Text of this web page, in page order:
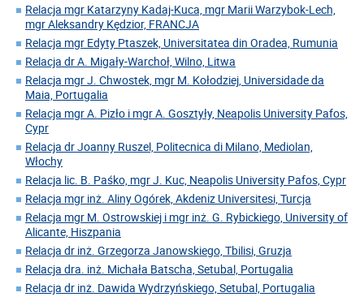
Relacja mgr Katarzyny Kadaj-Kuca, mgr Marii Warzybok-Lech,
mgr Aleksandry Kędzior, FRANCJA
Relacja mgr Edyty Ptaszek, Universitatea din Oradea, Rumunia
Relacja dr A. Migały-Warchoł, Wilno, Litwa
Relacja mgr J. Chwostek, mgr M. Kołodziej, Universidade da
Maia, Portugalia
Relacja mgr A. Pizło i mgr A. Gosztyły, Neapolis University Pafos,
Cypr
Relacja dr Joanny Ruszel, Politecnica di Milano, Mediolan,
Włochy
Relacja lic. B. Paśko, mgr J. Kuc, Neapolis University Pafos, Cypr
Relacja mgr inż. Aliny Ogórek, Akdeniz Universitesi, Turcja
Relacja mgr M. Ostrowskiej i mgr inż. G. Rybickiego, University of
Alicante, Hiszpania
Relacja dr inż. Grzegorza Janowskiego, Tbilisi, Gruzja
Relacja dra. inż. Michała Batscha, Setubal, Portugalia
Relacja dr inż. Dawida Wydrzyńskiego, Setubal, Portugalia